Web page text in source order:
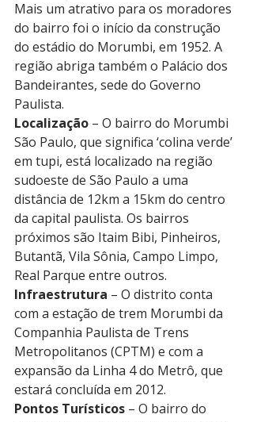
Mais um atrativo para os moradores
do bairro foi o início da construção
do estádio do Morumbi, em 1952. A
região abriga também o Palácio dos
Bandeirantes, sede do Governo
Paulista.
Localização – O bairro do Morumbi
São Paulo, que significa ‘colina verde’
em tupi, está localizado na região
sudoeste de São Paulo a uma
distância de 12km a 15km do centro
da capital paulista. Os bairros
próximos são Itaim Bibi, Pinheiros,
Butantã, Vila Sônia, Campo Limpo,
Real Parque entre outros.
Infraestrutura – O distrito conta
com a estação de trem Morumbi da
Companhia Paulista de Trens
Metropolitanos (CPTM) e com a
expansão da Linha 4 do Metrô, que
estará concluída em 2012.
Pontos Turísticos – O bairro do